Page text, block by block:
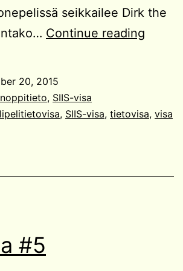
seikkailee Dirk the
Continue reading
20, 2015
, SIIS-visa
, SIIS-visa, tietovisa, visa
#5